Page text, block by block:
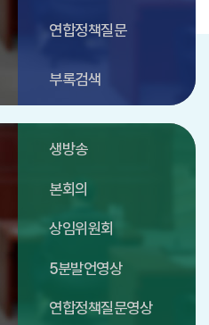
연합정책질문
부록검색
생방송
본회의
상임위원회
5분발언영상
연합정책질문영상